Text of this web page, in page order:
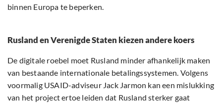
binnen Europa te beperken.
Rusland en Verenigde Staten kiezen andere koers
De digitale roebel moet Rusland minder afhankelijk maken
van bestaande internationale betalingssystemen. Volgens
voormalig USAID-adviseur Jack Jarmon kan een mislukking
van het project ertoe leiden dat Rusland sterker gaat